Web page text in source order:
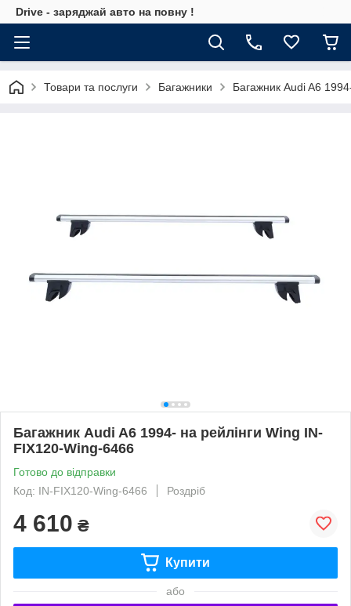
Drive - заряджай авто на повну !
Товари та послуги Багажники Багажник Audi A6
Багажник Audi A6 1994- на рейлінги Wing IN-
FIX120-Wing-6466
Готово до відправки
Код: IN-FIX120-Wing-6466
Роздріб
4 610 ₴
Купити
або